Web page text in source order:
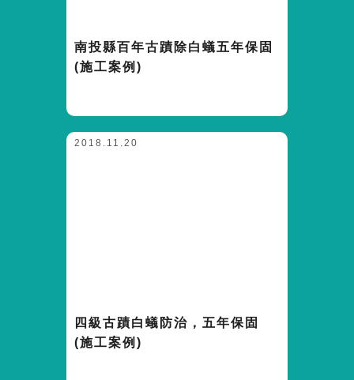
南投縣百年古蹟除白蟻五年保固
(施工案例)
2018.11.20
四級古蹟白蟻防治，五年保固
(施工案例)